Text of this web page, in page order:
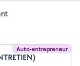
Auto-entrepreneur